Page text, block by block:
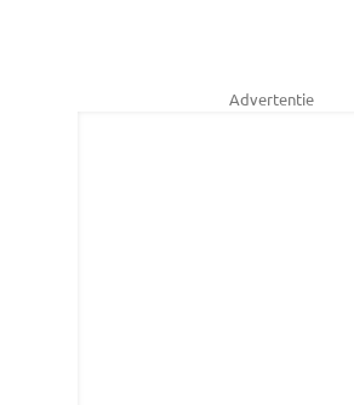
Advertentie